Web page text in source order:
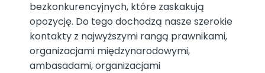
bezkonkurencyjnych, które zaskakują
opozycję. Do tego dochodzą nasze szerokie
kontakty z najwyższymi rangą prawnikami,
organizacjami międzynarodowymi,
ambasadami, organizacjami